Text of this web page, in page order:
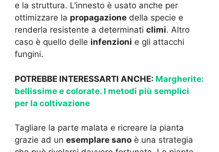
e la struttura. L’innesto è usato anche per
ottimizzare la propagazione della specie e
renderla resistente a determinati climi. Altro
caso è quello delle infenzioni e gli attacchi
fungini.
POTREBBE INTERESSARTI ANCHE: Margherite:
bellissime e colorate. I metodi più semplici
per la coltivazione
Tagliare la parte malata e ricreare la pianta
grazie ad un esemplare sano è una strategia